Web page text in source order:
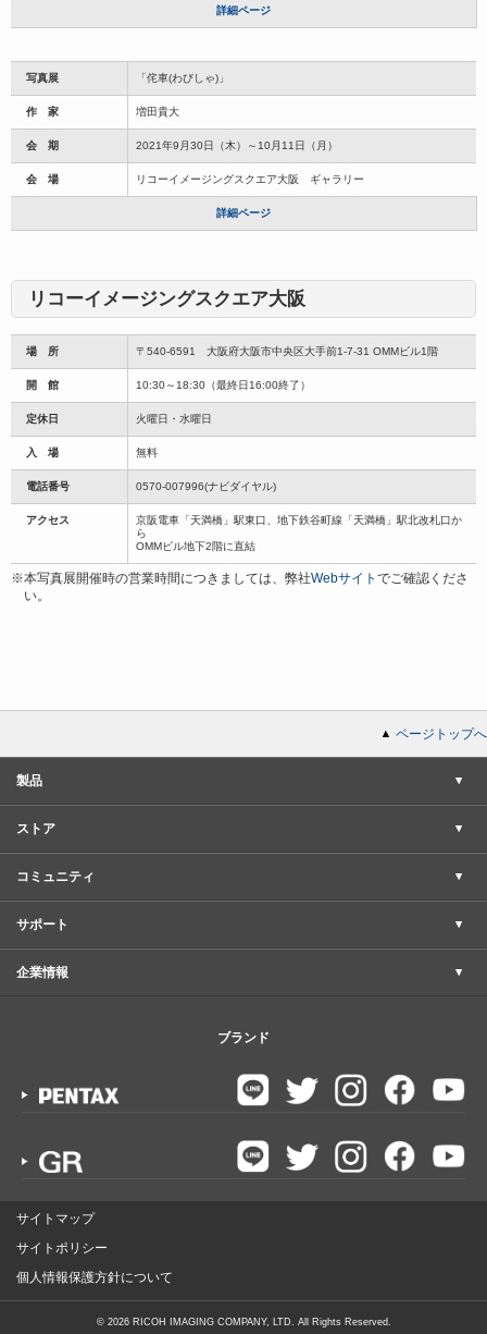
詳細ページ
写真展 「侘車(わびしゃ)」
作 家 増田貴大
会 期 2021年9月30日（木）～10月11日（月）
会 場 リコーイメージングスクエア大阪 ギャラリー
詳細ページ
リコーイメージングスクエア大阪
場 所 〒540-6591 大阪府大阪市中央区大手前1-7-31 OMMビル1階
開 館 10:30～18:30（最終日16:00終了）
定休日 火曜日・水曜日
入 場 無料
電話番号 0570-007996(ナビダイヤル)
アクセス
京阪電車「天満橋」駅東口、地下鉄谷町線「天満橋」駅北改札口か
ら
OMMビル地下2階に直結
※本写真展開催時の営業時間につきましては、弊社Webサイト でご確認くださ
い。
ページトップへ
製品
ストア
コミュニティ
サポート
企業情報
ブランド
サイトマップ
サイトポリシー
個人情報保護方針について
© 2026RICOH IMAGING COMPANY, LTD. All Rights Reserved.